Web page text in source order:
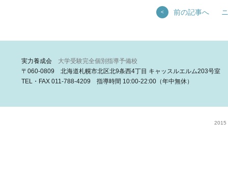
< 前の記事へ
実力養成会 大学受験完全個別指導予備校
〒060-0809 北海道札幌市北区北9条西4丁目 キャッスルエルム203号室
TEL・FAX 011-788-4209 指導時間 10:00-22:00（年中無休）
2015